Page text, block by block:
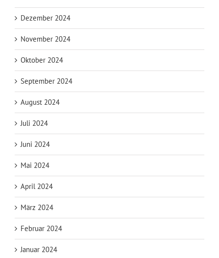
Dezember 2024
November 2024
Oktober 2024
September 2024
August 2024
Juli 2024
Juni 2024
Mai 2024
April 2024
März 2024
Februar 2024
Januar 2024